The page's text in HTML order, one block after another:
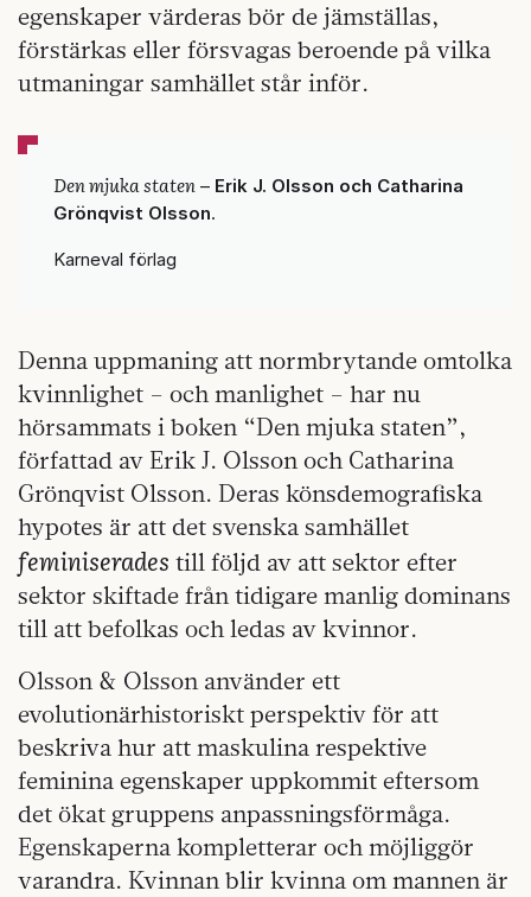
egenskaper värderas bör de jämställas,
förstärkas eller försvagas beroende på vilka
utmaningar samhället står inför.
Den mjuka staten – Erik J. Olsson och Catharina
Grönqvist Olsson.
Karneval förlag
Denna uppmaning att normbrytande omtolka
kvinnlighet – och manlighet – har nu
hörsammats i boken “Den mjuka staten”,
författad av Erik J. Olsson och Catharina
Grönqvist Olsson. Deras könsdemografiska
hypotes är att det svenska samhället
feminiserades till följd av att sektor efter
sektor skiftade från tidigare manlig dominans
till att befolkas och ledas av kvinnor.
Olsson & Olsson använder ett
evolutionärhistoriskt perspektiv för att
beskriva hur att maskulina respektive
feminina egenskaper uppkommit eftersom
det ökat gruppens anpassningsförmåga.
Egenskaperna kompletterar och möjliggör
varandra. Kvinnan blir kvinna om mannen är